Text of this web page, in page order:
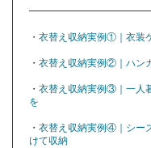
・ 衣替え収納実例①｜衣装
・ 衣替え収納実例②｜ハン
・ 衣替え収納実例③｜一人
を
・ 衣替え収納実例④｜シー
けて収納